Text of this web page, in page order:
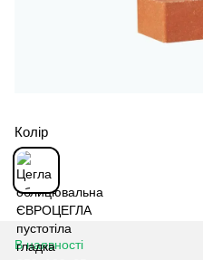
Колір
В наявності